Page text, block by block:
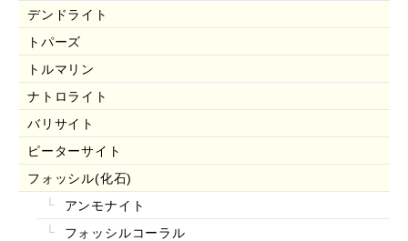
デンドライト
トパーズ
トルマリン
ナトロライト
バリサイト
ピーターサイト
フォッシル(化石)
アンモナイト
フォッシルコーラル